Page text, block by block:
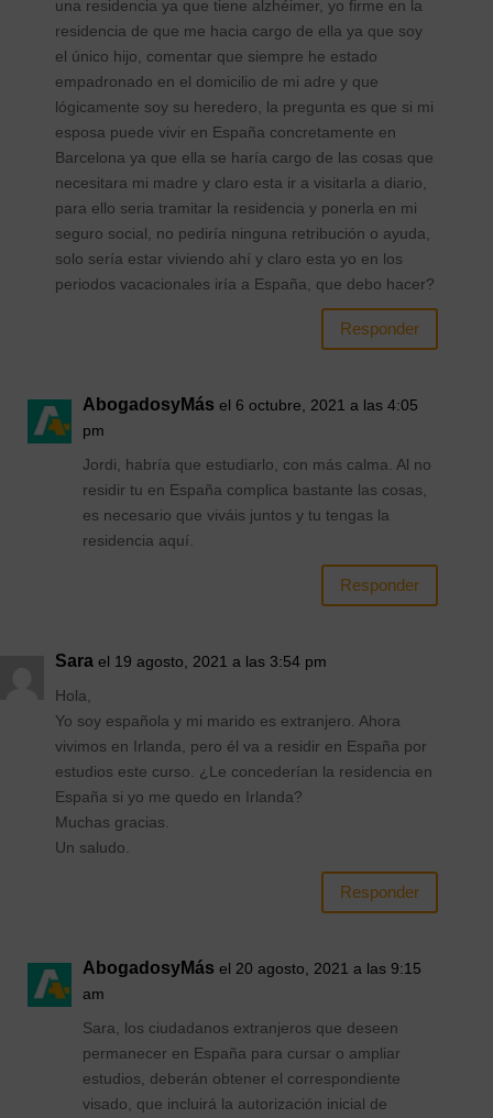
una residencia ya que tiene alzhéimer, yo firme en la
residencia de que me hacia cargo de ella ya que soy
el único hijo, comentar que siempre he estado
empadronado en el domicilio de mi adre y que
lógicamente soy su heredero, la pregunta es que si mi
esposa puede vivir en España concretamente en
Barcelona ya que ella se haría cargo de las cosas que
necesitara mi madre y claro esta ir a visitarla a diario,
para ello seria tramitar la residencia y ponerla en mi
seguro social, no pediría ninguna retribución o ayuda,
solo sería estar viviendo ahí y claro esta yo en los
periodos vacacionales iría a España, que debo hacer?
Responder
AbogadosyMás el 6 octubre, 2021 a las 4:05
pm
Jordi, habría que estudiarlo, con más calma. Al no
residir tu en España complica bastante las cosas,
es necesario que viváis juntos y tu tengas la
residencia aquí.
Responder
Sara el 19 agosto, 2021 a las 3:54 pm
Hola,
Yo soy española y mi marido es extranjero. Ahora
vivimos en Irlanda, pero él va a residir en España por
estudios este curso. ¿Le concederían la residencia en
España si yo me quedo en Irlanda?
Muchas gracias.
Un saludo.
Responder
AbogadosyMás el 20 agosto, 2021 a las 9:15
am
Sara, los ciudadanos extranjeros que deseen
permanecer en España para cursar o ampliar
estudios, deberán obtener el correspondiente
visado, que incluirá la autorización inicial de